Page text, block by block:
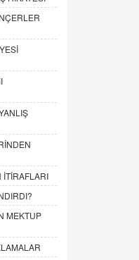
İTİRAFLARI
MEKTUP